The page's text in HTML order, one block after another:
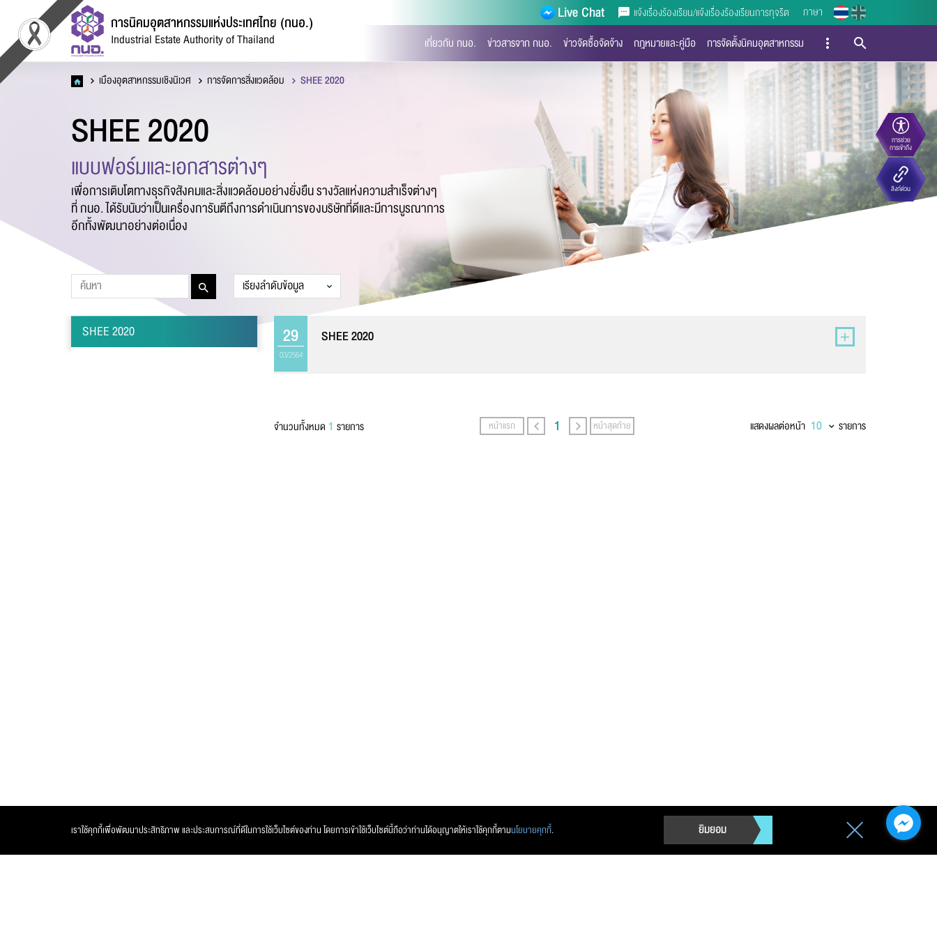
การนิคมอุตสาหกรรมแห่งประเทศไทย (กนอ.)
Industrial Estate Authority of Thailand
Live Chat แจ้งเรื่องร้องเรียน/แจ้งเรื่องร้องเรียนการทุจริต ภาษา
เกี่ยวกับ กนอ. ข่าวสารจาก กนอ. ข่าวจัดซื้อจัดจ้าง กฎหมายและคู่มือ การจัดตั้งนิคมอุตสาหกรรม
เราใช้คุกกี้เพื่อพัฒนาประสิทธิภาพ และประสบการณ์ที่ดีในการใช้เว็บไซต์ของท่าน โดยการเข้าใช้เว็บไซต์นี้ถือว่าท่านได้อนุญาตให้เราใช้คุกกี้ตามนโยบายคุกกี้. ยิมยอม
การช่วย
การเข้าถึง
ลิงก์ด่วน
เมืองอุตสาหกรรมเชิงนิเวศ การจัดการสิ่งแวดล้อม SHEE 2020
SHEE 2020
แบบฟอร์มและเอกสารต่างๆ
เพื่อการเติบโตทางธุรกิจสังคมและสิ่งแวดล้อมอย่างยั่งยืน รางวัลแห่งความสำเร็จต่างๆ
ที่ กนอ. ได้รับนับว่าเป็นเครื่องการันตีถึงการดำเนินการของบริษัทที่ดีและมีการบูรณาการ
อีกทั้งพัฒนาอย่างต่อเนื่อง
SHEE 2020 SHEE 2020
29
03/2564
จำนวนทั้งหมด 1 รายการ หน้าแรก 1 หน้าสุดท้าย แสดงผลต่อหน้า รายการ
นามสกุล*